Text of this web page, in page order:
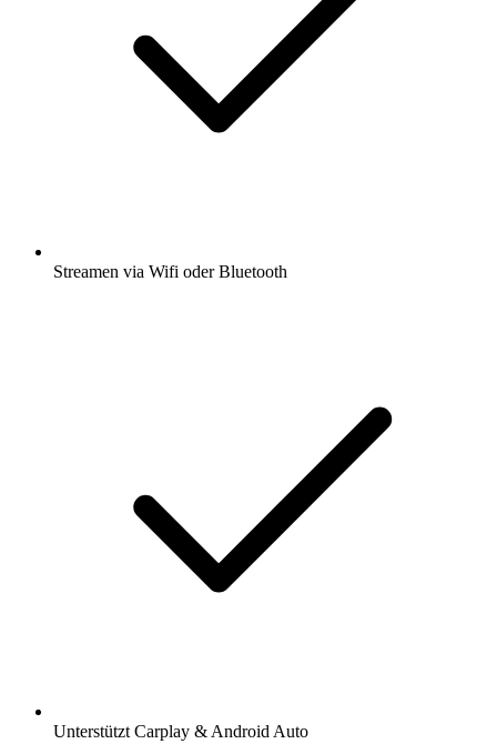
Streamen via Wifi oder Bluetooth
Unterstützt Carplay & Android Auto